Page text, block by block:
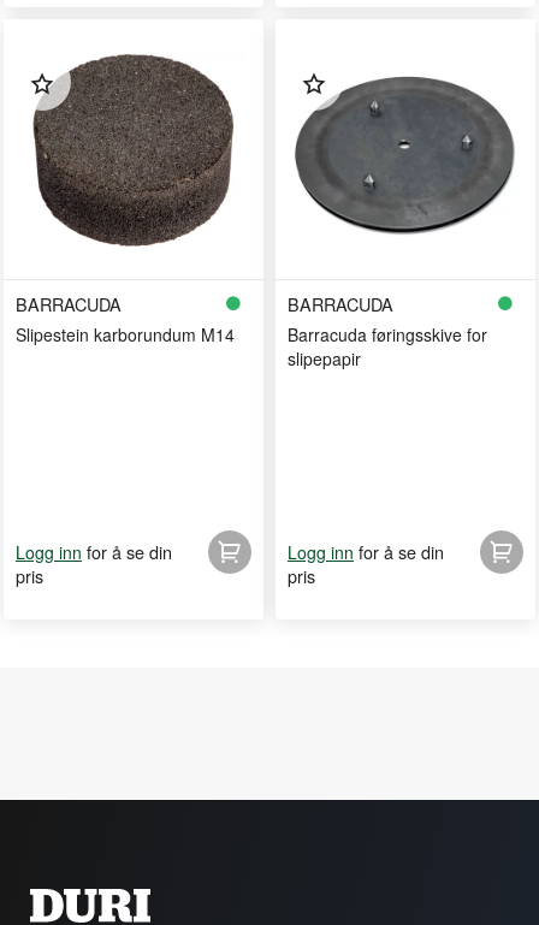
BARRACUDA
Slipestein karborundum M14
Logg inn for å se din
pris
BARRACUDA
Barracuda føringsskive for
slipepapir
Logg inn for å se din
pris